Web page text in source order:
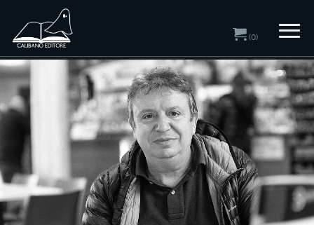
(0)
Home/ Autori